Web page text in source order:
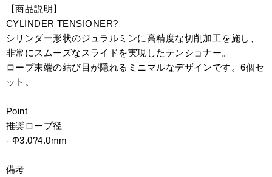
【商品説明】
CYLINDER TENSIONER?
シリンダー形状のジュラルミンに高精度な切削加工を施し、
非常にスムーズなスライドを実現したテンショナー。
ロープ末端の結び目が隠れるミニマルなデザインです。6個セ
ット。
Point
推奨ロープ径
- Φ3.0?4.0mm
備考